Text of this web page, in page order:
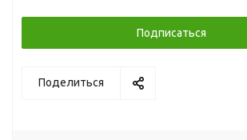
Подписаться
Поделиться